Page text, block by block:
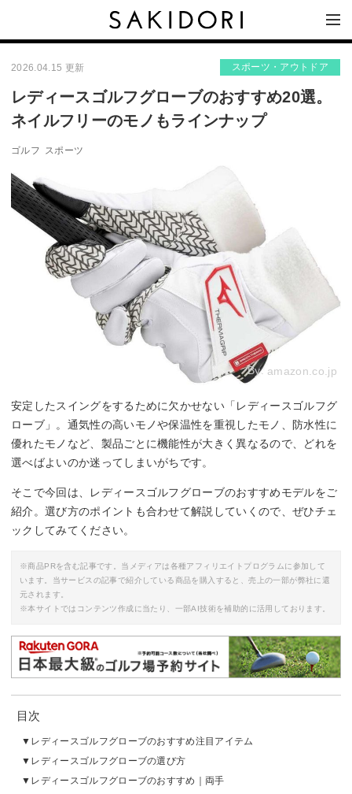
2026.04.15 更新 スポーツ・アウトドア
レディースゴルフグローブのおすすめ20選。
ネイルフリーのモノもラインナップ
ゴルフ スポーツ
By: amazon.co.jp
安定したスイングをするために欠かせない「レディースゴルフグ
ローブ」。通気性の高いモノや保温性を重視したモノ、防水性に
優れたモノなど、製品ごとに機能性が大きく異なるので、どれを
選べばよいのか迷ってしまいがちです。
そこで今回は、レディースゴルフグローブのおすすめモデルをご
紹介。選び方のポイントも合わせて解説していくので、ぜひチェ
ックしてみてください。
※商品PRを含む記事です。当メディアは各種アフィリエイトプログラムに参加して
います。当サービスの記事で紹介している商品を購入すると、売上の一部が弊社に還
元されます。
※本サイトではコンテンツ作成に当たり、一部AI技術を補助的に活用しております。
目次
レディースゴルフグローブのおすすめ注目アイテム
レディースゴルフグローブの選び方
レディースゴルフグローブのおすすめ｜両手